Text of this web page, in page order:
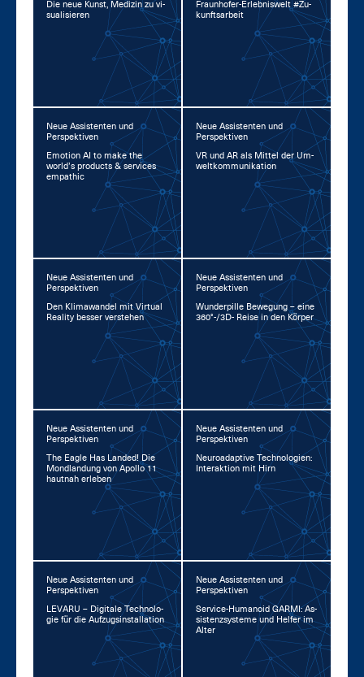
Die neue Kunst, Me­di­zin zu vi­
sua­li­sie­ren
Fraun­ho­fer-Er­leb­nis­welt #Zu­
kunfts­ar­beit
Neue Assistenten und
Perspektiven
Emo­ti­on AI to ma­ke the
world’s pro­ducts & ser­vices
em­pa­thic
Neue Assistenten und
Perspektiven
VR und AR als Mit­tel der Um­
welt­kom­mu­ni­ka­ti­on
Neue Assistenten und
Perspektiven
Den Kli­ma­wan­del mit Vir­tu­al
Rea­li­ty bes­ser ver­ste­hen
Neue Assistenten und
Perspektiven
Wun­der­pil­le Be­we­gung – ei­ne
360°-/3D- Rei­se in den Kör­per
Neue Assistenten und
Perspektiven
The Ea­gle Has Lan­ded! Die
Mond­lan­dung von Apol­lo 11
haut­nah er­le­ben
Neue Assistenten und
Perspektiven
Neu­road­ap­ti­ve Tech­no­lo­gi­en:
In­ter­ak­ti­on mit Hirn
Neue Assistenten und
Perspektiven
LE­VA­RU – Di­gi­ta­le Tech­no­lo­
gie für die Auf­zug­s­in­stal­la­ti­on
Neue Assistenten und
Perspektiven
Ser­vice-Hu­ma­no­id GAR­MI: As­
sis­tenz­sys­te­me und Hel­fer im
Al­ter